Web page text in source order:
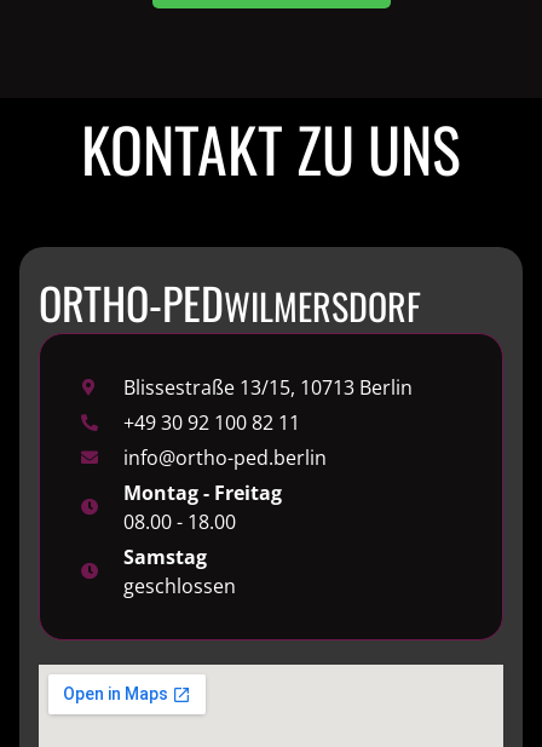
KONTAKT ZU UNS
ORTHO-PEDWILMERSDORF
Blissestraße 13/15, 10713 Berlin
+49 30 92 100 82 11
info@ortho-ped.berlin
Montag - Freitag
08.00 - 18.00
Samstag
geschlossen